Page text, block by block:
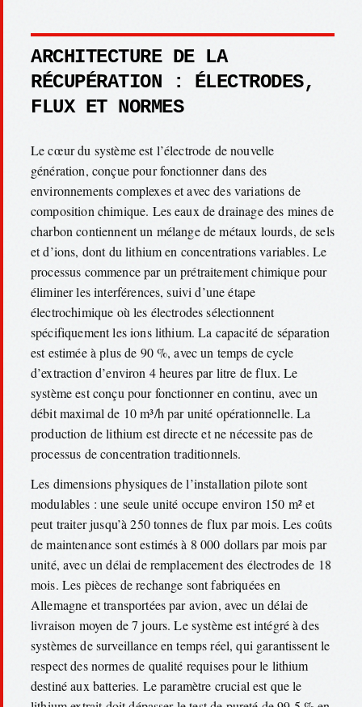
ARCHITECTURE DE LA
RÉCUPÉRATION : ÉLECTRODES,
FLUX ET NORMES
Le cœur du système est l’électrode de nouvelle
génération, conçue pour fonctionner dans des
environnements complexes et avec des variations de
composition chimique. Les eaux de drainage des mines de
charbon contiennent un mélange de métaux lourds, de sels
et d’ions, dont du lithium en concentrations variables. Le
processus commence par un prétraitement chimique pour
éliminer les interférences, suivi d’une étape
électrochimique où les électrodes sélectionnent
spécifiquement les ions lithium. La capacité de séparation
est estimée à plus de 90 %, avec un temps de cycle
d’extraction d’environ 4 heures par litre de flux. Le
système est conçu pour fonctionner en continu, avec un
débit maximal de 10 m³/h par unité opérationnelle. La
production de lithium est directe et ne nécessite pas de
processus de concentration traditionnels.
Les dimensions physiques de l’installation pilote sont
modulables : une seule unité occupe environ 150 m² et
peut traiter jusqu’à 250 tonnes de flux par mois. Les coûts
de maintenance sont estimés à 8 000 dollars par mois par
unité, avec un délai de remplacement des électrodes de 18
mois. Les pièces de rechange sont fabriquées en
Allemagne et transportées par avion, avec un délai de
livraison moyen de 7 jours. Le système est intégré à des
systèmes de surveillance en temps réel, qui garantissent le
respect des normes de qualité requises pour le lithium
destiné aux batteries. Le paramètre crucial est que le